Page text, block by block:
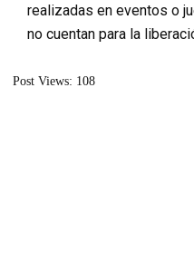
realizadas en eventos o
no cuentan para la
Post Views: 108